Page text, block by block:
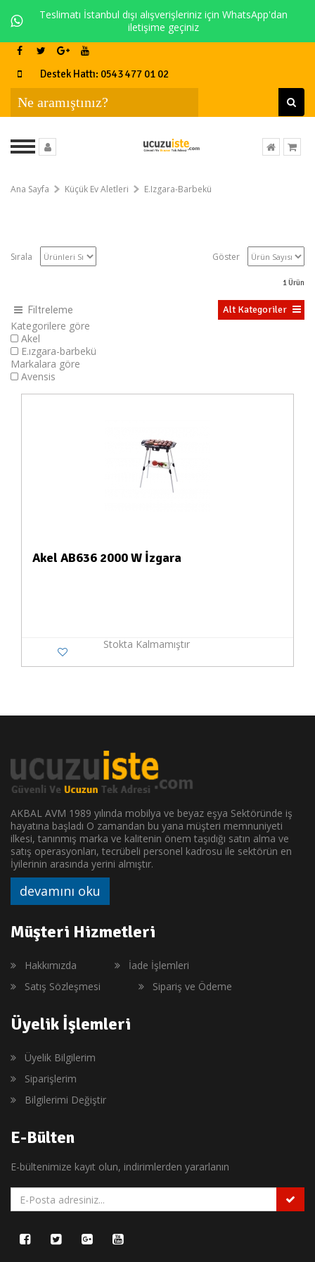
Teslimatı İstanbul dışı alışverişleriniz için WhatsApp'dan
iletişime geçiniz
Destek Hattı: 0543 477 01 02
Ana Sayfa Küçük Ev Aletleri E.Izgara-Barbekü
Sırala Göster
1Ürün
Filtreleme
Kategorilere göre
Akel
E.ızgara-barbekü
Markalara göre
Avensis
Alt Kategoriler
Akel AB636 2000 W İzgara
Stokta Kalmamıştır
AKBAL AVM 1989 yılında mobilya ve beyaz eşya Sektöründe iş
hayatına başladı O zamandan bu yana müşteri memnuniyeti
ilkesi, tanınmış marka ve kalitenin önem taşıdığı satın alma ve
satış operasyonları, tecrübeli personel kadrosu ile sektörün en
İyilerinin arasında yerini almıştır.
devamını oku
Müşteri Hizmetleri
Hakkımızda
İade İşlemleri
Satış Sözleşmesi
Sipariş ve Ödeme
Üyelik İşlemleri
Üyelik Bilgilerim
Siparişlerim
Bilgilerimi Değiştir
E-Bülten
E-bültenimize kayıt olun, indirimlerden yararlanın